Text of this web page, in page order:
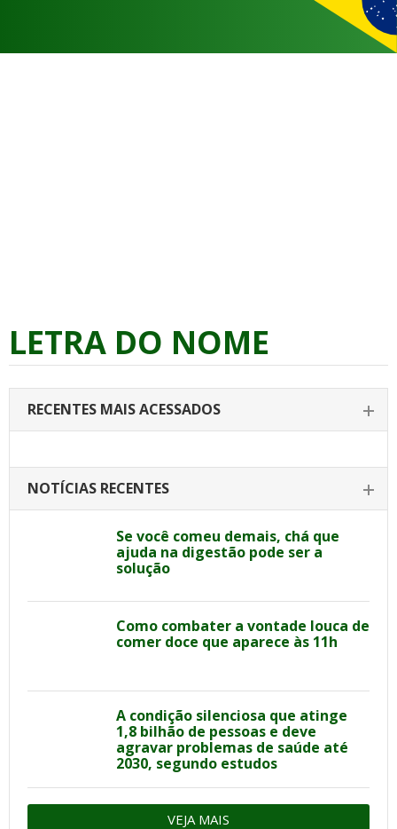
LETRA DO NOME
RECENTES MAIS ACESSADOS
NOTÍCIAS RECENTES
Se você comeu demais, chá que
ajuda na digestão pode ser a
solução
Como combater a vontade louca de
comer doce que aparece às 11h
A condição silenciosa que atinge
1,8 bilhão de pessoas e deve
agravar problemas de saúde até
2030, segundo estudos
VEJA MAIS